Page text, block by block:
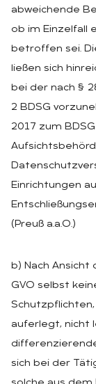
abweichende
ob im Einzelfall
betroffen sei.
ließen sich
bei der nach §
2 BDSG
2017 zum
Einrichtungen
(Preuß a.a.O.)
b) Nach Ansicht
GVO selbst
Schutzpflichten,
auferlegt, nicht
sich bei der